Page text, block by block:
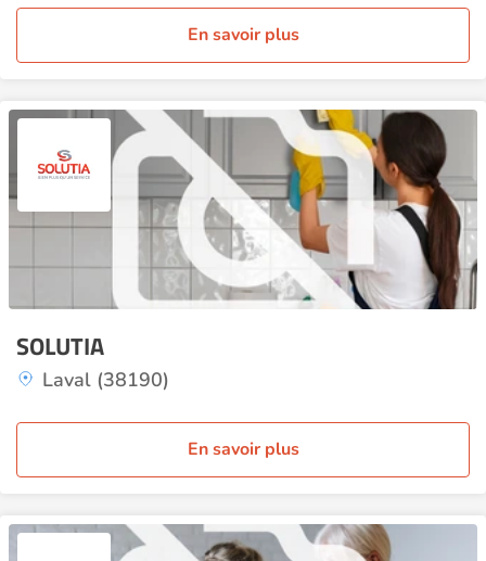
En savoir plus
SOLUTIA
Laval (38190)
En savoir plus